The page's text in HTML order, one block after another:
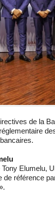
de la
Elumelu,
référence